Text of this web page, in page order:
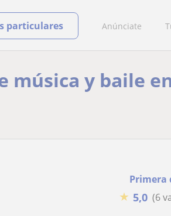
Anúnciate
particulares
música y baile
Primera
★ 5,0 (6